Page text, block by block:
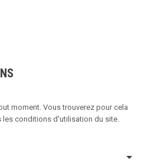
moment. Vous trouverez pour cela
conditions d'utilisation du site.